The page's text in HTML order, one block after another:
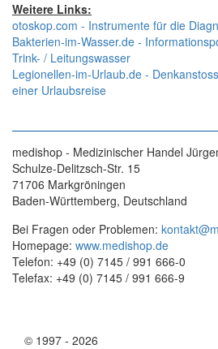
Weitere Links:
otoskop.com - Instrumente für die
Bakterien-im-Wasser.de -
Trink- / Leitungswasser
Legionellen-im-Urlaub.de -
einer Urlaubsreise
medishop - Medizinischer Handel
Schulze-Delitzsch-Str. 15
71706 Markgröningen
Baden-Württemberg, Deutschland
Bei Fragen oder Problemen:
Homepage: www.medishop.de
Telefon: +49 (0) 7145 / 991 666-0
Telefax: +49 (0) 7145 / 991 666-9
© 1997 - 2026